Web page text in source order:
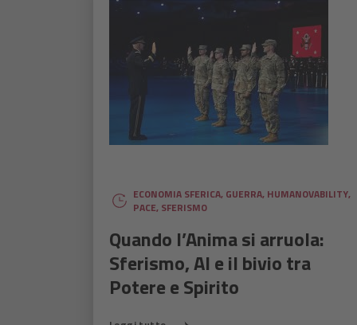
ECONOMIA SFERICA, GUERRA, HUMANOVABILITY,
PACE, SFERISMO
Quando l’Anima si arruola:
Sferismo, AI e il bivio tra
Potere e Spirito